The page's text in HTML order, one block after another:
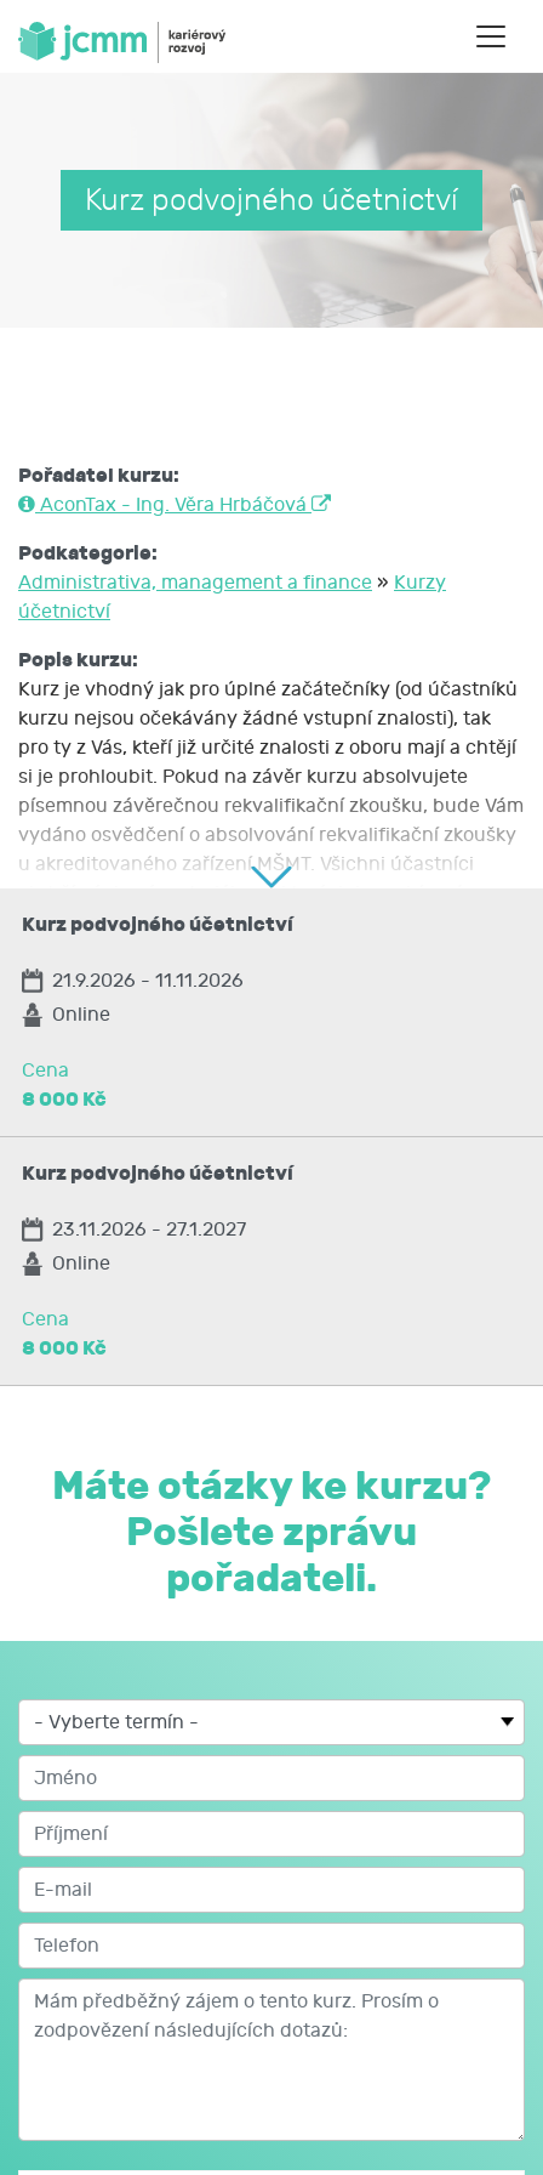
Kurz podvojného účetnictví
Pořadatel kurzu:
AconTax - Ing. Věra Hrbáčová
Podkategorie:
Administrativa, management a finance » Kurzy
účetnictví
Popis kurzu:
Kurz je vhodný jak pro úplné začátečníky (od účastníků
kurzu nejsou očekávány žádné vstupní znalosti), tak
pro ty z Vás, kteří již určité znalosti z oboru mají a chtějí
si je prohloubit. Pokud na závěr kurzu absolvujete
písemnou závěrečnou rekvalifikační zkoušku, bude Vám
vydáno osvědčení o absolvování rekvalifikační zkoušky
u akreditovaného zařízení MŠMT. Všichni účastníci
obdrží výukové materiály, ve kterých je probíraná
problematika přehledně zpracována.
Kurz podvojného účetnictví trvá vždy osm týdnů, je
pořádán online formou
Kurz podvojného účetnictví
21.9.2026 - 11.11.2026
Online
Cena
8 000 Kč
Kurz podvojného účetnictví
23.11.2026 - 27.1.2027
Online
Cena
8 000 Kč
Máte otázky ke kurzu?
Pošlete zprávu
pořadateli.